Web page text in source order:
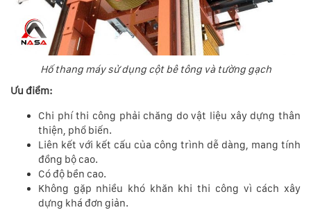
Hố thang máy sử dụng cột bê tông và tường gạch
Ưu điểm:
Chi phí thi công phải chăng do vật liệu xây dựng thân
thiện, phổ biến.
Liên kết với kết cấu của công trình dễ dàng, mang tính
đồng bộ cao.
Có độ bền cao.
Không gặp nhiều khó khăn khi thi công vì cách xây
dựng khá đơn giản.